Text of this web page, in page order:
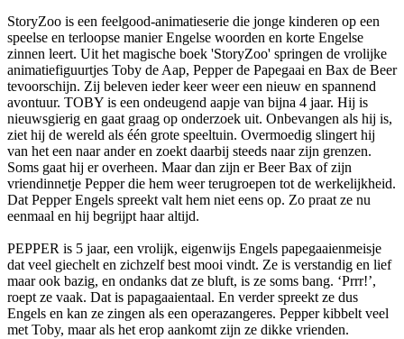
StoryZoo is een feelgood-animatieserie die jonge kinderen op een
speelse en terloopse manier Engelse woorden en korte Engelse
zinnen leert. Uit het magische boek 'StoryZoo' springen de vrolijke
animatiefiguurtjes Toby de Aap, Pepper de Papegaai en Bax de Beer
tevoorschijn. Zij beleven ieder keer weer een nieuw en spannend
avontuur. TOBY is een ondeugend aapje van bijna 4 jaar. Hij is
nieuwsgierig en gaat graag op onderzoek uit. Onbevangen als hij is,
ziet hij de wereld als één grote speeltuin. Overmoedig slingert hij
van het een naar ander en zoekt daarbij steeds naar zijn grenzen.
Soms gaat hij er overheen. Maar dan zijn er Beer Bax of zijn
vriendinnetje Pepper die hem weer terugroepen tot de werkelijkheid.
Dat Pepper Engels spreekt valt hem niet eens op. Zo praat ze nu
eenmaal en hij begrijpt haar altijd.
PEPPER is 5 jaar, een vrolijk, eigenwijs Engels papegaaienmeisje
dat veel giechelt en zichzelf best mooi vindt. Ze is verstandig en lief
maar ook bazig, en ondanks dat ze bluft, is ze soms bang. ‘Prrr!’,
roept ze vaak. Dat is papagaaientaal. En verder spreekt ze dus
Engels en kan ze zingen als een operazangeres. Pepper kibbelt veel
met Toby, maar als het erop aankomt zijn ze dikke vrienden.